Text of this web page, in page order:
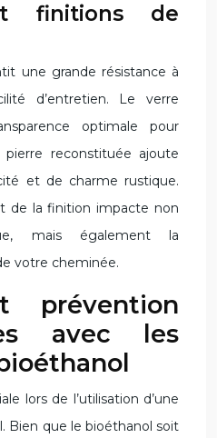
finitions de
une grande résistance à
d’entretien. Le verre
optimale pour
reconstituée ajoute
et de charme rustique.
de la finition impacte non
mais également la
votre cheminée.
prévention
avec les
lors de l’utilisation d’une
Bien que le bioéthanol soit